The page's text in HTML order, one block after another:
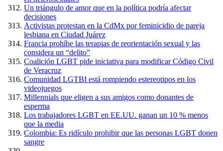
Un triángulo de amor que en la política podría afectar
decisiones
Activistas protestan en la CdMx por feminicidio de pareja
lesbiana en Ciudad Juárez
Francia prohíbe las terapias de reorientación sexual y las
considera un “delito”
Coalición LGBT pide iniciativa para modificar Código Civil
de Veracruz
Comunidad LGTBI está rompiendo estereotipos en los
videojuegos
Millennials que eligen a sus amigos como donantes de
esperma
Los trabajadores LGBT en EE.UU. ganan un 10 % menos
que la media
Colombia: Es ridículo prohibir que las personas LGBT donen
sangre